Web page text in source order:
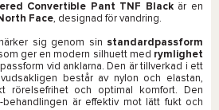
Convertible Pant TNF Blackär en
Face , designad för vandring.
sig genom sin standardpassform
ger en modern silhuett med rymlighet
vid anklarna. Den är tillverkad i ett
består av nylon och elastan,
rörelsefrihet och optimal komfort. Den
-behandlingen är effektiv mot lätt fukt och